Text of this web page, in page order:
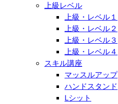
上級レベル
上級・レベル１
上級・レベル２
上級・レベル３
上級・レベル４
スキル講座
マッスルアップ
ハンドスタンド
Lシット